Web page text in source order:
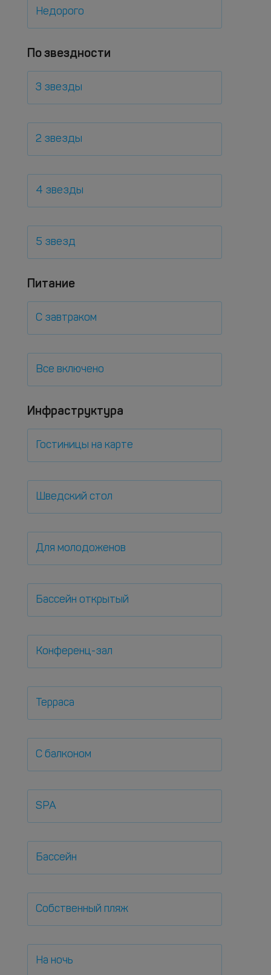
Недорого
По звездности
3 звезды
2 звезды
4 звезды
5 звезд
Питание
С завтраком
Все включено
Инфраструктура
Гостиницы на карте
Шведский стол
Для молодоженов
Бассейн открытый
Конференц-зал
Терраса
С балконом
SPA
Бассейн
Собственный пляж
На ночь